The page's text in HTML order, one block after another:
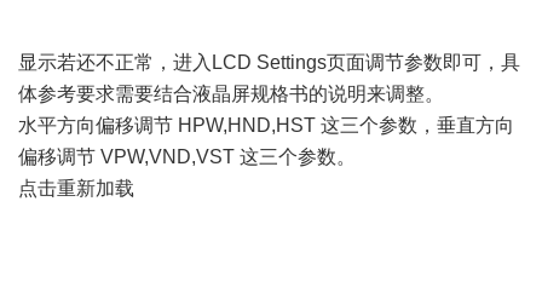
显示若还不正常，进入LCD Settings页面调节参数即可，具
体参考要求需要结合液晶屏规格书的说明来调整。
水平方向偏移调节 HPW,HND,HST 这三个参数，垂直方向
偏移调节 VPW,VND,VST 这三个参数。
点击重新加载